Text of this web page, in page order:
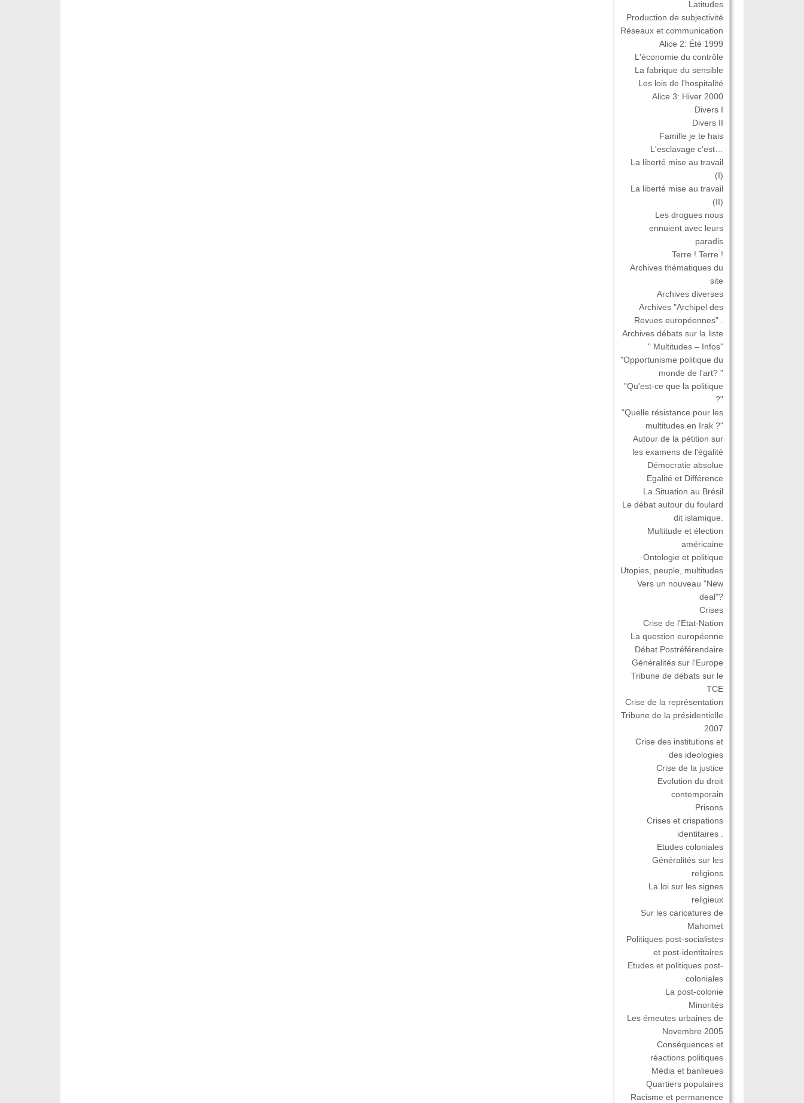
Latitudes
Production de subjectivité
Réseaux et communication
Alice 2: Été 1999
L'économie du contrôle
La fabrique du sensible
Les lois de l'hospitalité
Alice 3: Hiver 2000
Divers I
Divers II
Famille je te hais
L'esclavage c'est…
La liberté mise au travail
(I)
La liberté mise au travail
(II)
Les drogues nous
ennuient avec leurs
paradis
Terre ! Terre !
Archives thématiques du
site
Archives diverses
Archives "Archipel des
Revues européennes" .
Archives débats sur la liste
" Multitudes – Infos"
"Opportunisme politique du
monde de l'art? "
"Qu'est-ce que la politique
?"
"Quelle résistance pour les
multitudes en Irak ?"
Autour de la pétition sur
les examens de l'égalité
Démocratie absolue
Egalité et Différence
La Situation au Brésil
Le débat autour du foulard
dit islamique.
Multitude et élection
américaine
Ontologie et politique
Utopies, peuple, multitudes
Vers un nouveau "New
deal"?
Crises
Crise de l'Etat-Nation
La question européenne
Débat Postréférendaire
Généralités sur l'Europe
Tribune de débats sur le
TCE
Crise de la représentation
Tribune de la présidentielle
2007
Crise des institutions et
des ideologies
Crise de la justice
Evolution du droit
contemporain
Prisons
Crises et crispations
identitaires .
Etudes coloniales
Généralités sur les
religions
La loi sur les signes
religieux
Sur les caricatures de
Mahomet
Politiques post-socialistes
et post-identitaires
Etudes et politiques post-
coloniales
La post-colonie
Minorités
Les émeutes urbaines de
Novembre 2005
Conséquences et
réactions politiques
Média et banlieues
Quartiers populaires
Racisme et permanence